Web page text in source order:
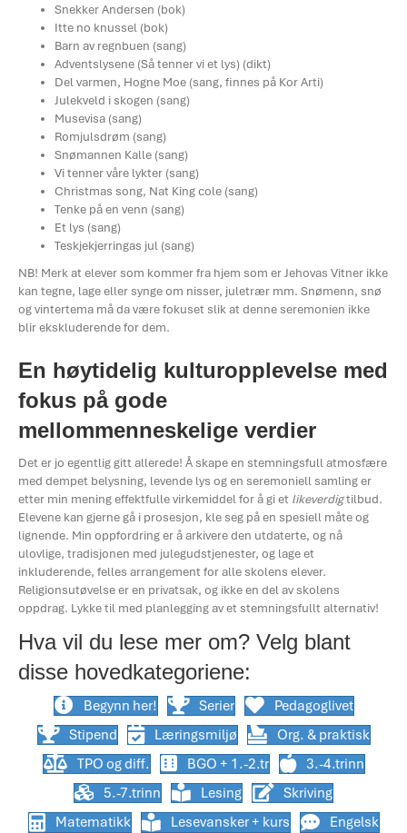
Snekker Andersen (bok)
Itte no knussel (bok)
Barn av regnbuen (sang)
Adventslysene (Så tenner vi et lys) (dikt)
Del varmen, Hogne Moe (sang, finnes på Kor Arti)
Julekveld i skogen (sang)
Musevisa (sang)
Romjulsdrøm (sang)
Snømannen Kalle (sang)
Vi tenner våre lykter (sang)
Christmas song, Nat King cole (sang)
Tenke på en venn (sang)
Et lys (sang)
Teskjekjerringas jul (sang)
NB! Merk at elever som kommer fra hjem som er Jehovas Vitner ikke
kan tegne, lage eller synge om nisser, juletrær mm. Snømenn, snø
og vintertema må da være fokuset slik at denne seremonien ikke
blir ekskluderende for dem.
En høytidelig kulturopplevelse med
fokus på gode
mellommenneskelige verdier
Det er jo egentlig gitt allerede! Å skape en stemningsfull atmosfære
med dempet belysning, levende lys og en seremoniell samling er
etter min mening effektfulle virkemiddel for å gi et likeverdigtilbud.
Elevene kan gjerne gå i prosesjon, kle seg på en spesiell måte og
lignende. Min oppfordring er å arkivere den utdaterte, og nå
ulovlige, tradisjonen med julegudstjenester, og lage et
inkluderende, felles arrangement for alle skolens elever.
Religionsutøvelse er en privatsak, og ikke en del av skolens
oppdrag. Lykke til med planlegging av et stemningsfullt alternativ!
Hva vil du lese mer om? Velg blant
disse hovedkategoriene:
Begynn her! Serier
Pedagoglivet
Stipend
Læringsmiljø
Org. & praktisk
TPO og diff.
BGO + 1.-2.tr
3.-4.trinn
5.-7.trinn
Lesing
Skriving
Matematikk
Lesevansker + kurs Engelsk